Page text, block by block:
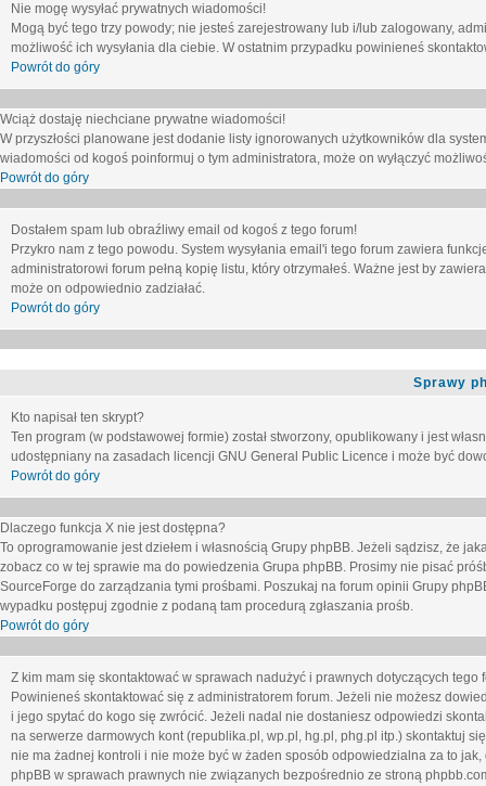
Nie mogę wysyłać prywatnych wiadomości!
Mogą być tego trzy powody; nie jesteś zarejestrowany lub i/lub zalogowany,
możliwość ich wysyłania dla ciebie. W ostatnim przypadku powinieneś
Powrót do góry
Wciąż dostaję niechciane prywatne wiadomości!
W przyszłości planowane jest dodanie listy ignorowanych użytkowników dla
wiadomości od kogoś poinformuj o tym administratora, może on wyłączyć
Powrót do góry
Dostałem spam lub obraźliwy email od kogoś z tego forum!
Przykro nam z tego powodu. System wysyłania email'i tego forum zawiera
administratorowi forum pełną kopię listu, który otrzymałeś. Ważne jest by
może on odpowiednio zadziałać.
Powrót do góry
Sprawy
Kto napisał ten skrypt?
Ten program (w podstawowej formie) został stworzony, opublikowany i jest
udostępniany na zasadach licencji GNU General Public Licence i może być
Powrót do góry
Dlaczego funkcja X nie jest dostępna?
To oprogramowanie jest dziełem i własnością Grupy phpBB. Jeżeli sądzisz, że
zobacz co w tej sprawie ma do powiedzenia Grupa phpBB. Prosimy nie pisać
SourceForge do zarządzania tymi prośbami. Poszukaj na forum opinii Grupy
wypadku postępuj zgodnie z podaną tam procedurą zgłaszania prośb.
Powrót do góry
Z kim mam się skontaktować w sprawach nadużyć i prawnych dotyczących tego
Powinieneś skontaktować się z administratorem forum. Jeżeli nie możesz
i jego spytać do kogo się zwrócić. Jeżeli nadal nie dostaniesz odpowiedzi
na serwerze darmowych kont (republika.pl, wp.pl, hg.pl, phg.pl itp.) skontaktuj
nie ma żadnej kontroli i nie może być w żaden sposób odpowiedzialna za to
phpBB w sprawach prawnych nie związanych bezpośrednio ze stroną